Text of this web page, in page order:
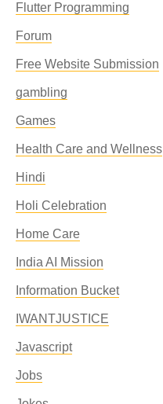
Flutter Programming
Forum
Free Website Submission
gambling
Games
Health Care and Wellness
Hindi
Holi Celebration
Home Care
India AI Mission
Information Bucket
IWANTJUSTICE
Javascript
Jobs